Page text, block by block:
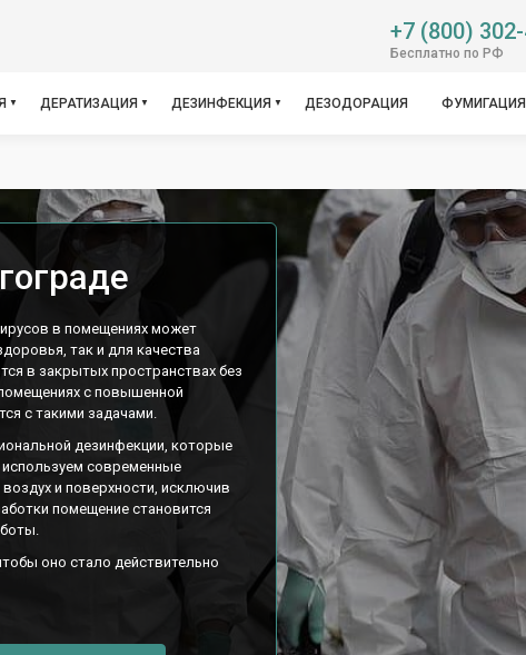
+7 (800)
Бесплатно по РФ
ДЕРАТИЗАЦИЯ ДЕЗИНФЕКЦИЯ ДЕЗОДОРАЦИЯ ФУМИГАЦИЯ
в помещениях может
так и для качества
в закрытых пространствах без
с повышенной
с такими задачами.
дезинфекции, которые
современные
и поверхности, исключив
помещение становится
оно стало действительно